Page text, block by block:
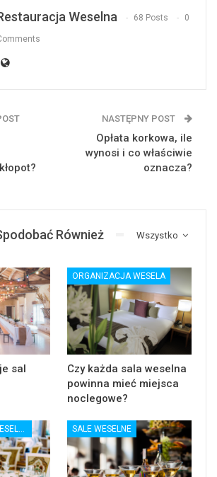
Weselna 68 Posts 0
NASTĘPNY POST
Opłata korkowa, ile
wynosi i co właściwie
oznacza?
Wszystko
Również
sal
ORGANIZACJA WESELA
Czy każda sala weselna
powinna mieć miejsca
noclegowe?
RESTAURACJE WESELNE SALE WESELNE